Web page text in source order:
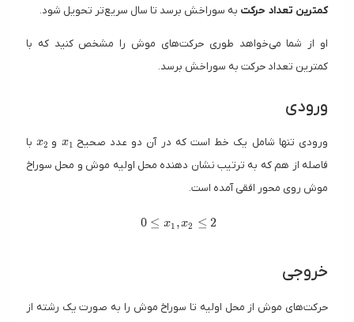
کمترین تعداد حرکت به سوراخش برسد تا سال سریع‌تر تحویل شود.
او از شما می‌خواهد طوری حرکت‌های موش را مشخص کنید که با
کمترین تعداد حرکت به سوراخش برسد.
ورودی
ورودی تنها شامل یک خط است که در آن دو عدد صحیح
x_1
x1 و
x_2
x2
با
فاصله از هم که به ترتیب نشان دهنده محل اولیه موش و محل سوراخ
موش روی محور افقی آمده است.
0 \le x_1, x_2 \le 2
0 ≤ x1 ,x2 ≤ 2
خروجی
حرکت‌های موش از محل اولیه تا سوراخ موش را به صورت یک رشته از